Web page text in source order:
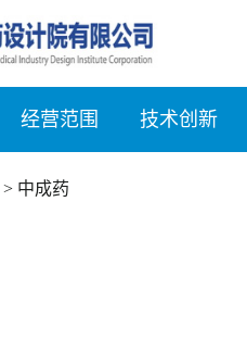
经营范围 技术创新
> 中成药